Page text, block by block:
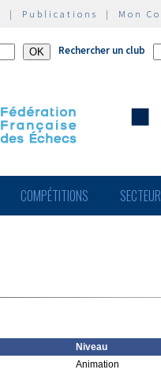
| Publications | Mon
Rechercher un club
COMPÉTITIONS
Niveau
Animation